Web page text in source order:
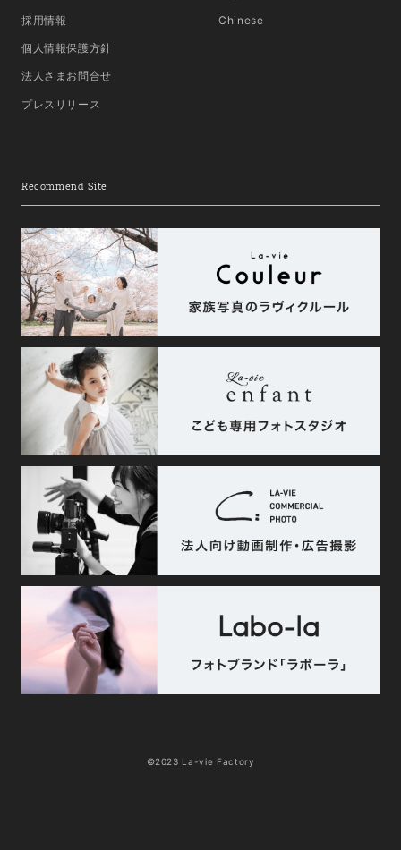
採用情報
個人情報保護方針
法人さまお問合せ
プレスリリース
Chinese
Recommend Site
©2023 La-vie Factory